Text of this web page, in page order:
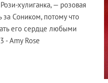
хулиганка, — розовая
за Соником, потому что
его сердце любыми
- Amy Rose